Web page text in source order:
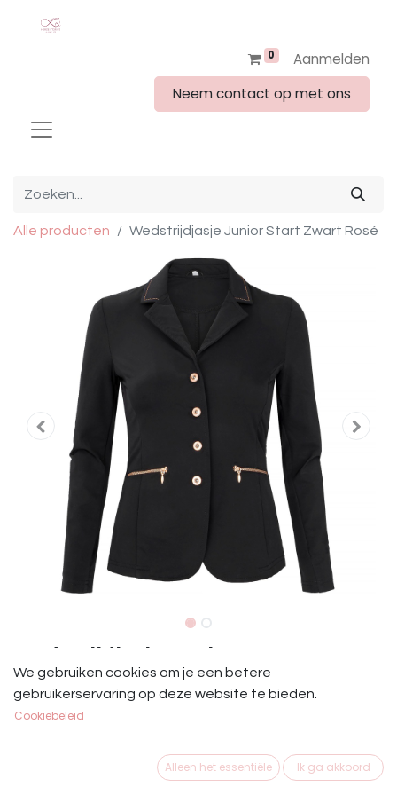
0
Aanmelden
Neem contact op met ons
Alle producten Wedstrijdjasje Junior Start Zwart Rosé
Wedstrijdjasje Junior Start Zwart
Rosé
Rijjasje Start Junior Zwart
We gebruiken cookies om je een betere
gebruikerservaring op deze website te bieden.
Cookiebeleid
Alleen het essentiële Ik ga akkoord